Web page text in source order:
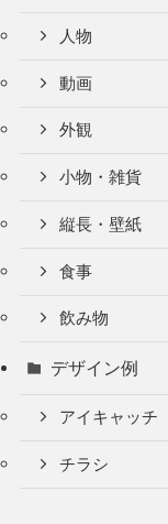
人物
動画
外観
小物・雑貨
縦長・壁紙
食事
飲み物
デザイン例
アイキャッチ
チラシ